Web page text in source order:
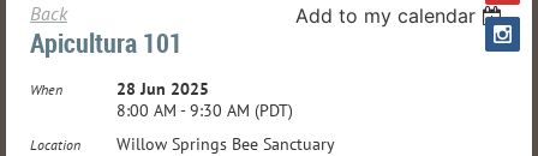
Back Add to my calendar
Apicultura 101
When
28 Jun 2025
8:00 AM - 9:30 AM (PDT)
Location Willow Springs Bee Sanctuary